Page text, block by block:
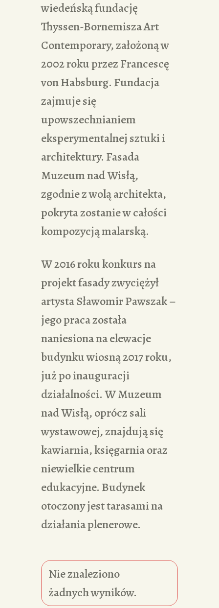
wiedeńską fundację
Thyssen-Bornemisza Art
Contemporary, założoną w
2002 roku przez Francescę
von Habsburg. Fundacja
zajmuje się
upowszechnianiem
eksperymentalnej sztuki i
architektury. Fasada
Muzeum nad Wisłą,
zgodnie z wolą architekta,
pokryta zostanie w całości
kompozycją malarską.
W 2016 roku konkurs na
projekt fasady zwyciężył
artysta Sławomir Pawszak –
jego praca została
naniesiona na elewacje
budynku wiosną 2017 roku,
już po inauguracji
działalności. W Muzeum
nad Wisłą, oprócz sali
wystawowej, znajdują się
kawiarnia, księgarnia oraz
niewielkie centrum
edukacyjne. Budynek
otoczony jest tarasami na
działania plenerowe.
Nie znaleziono
żadnych wyników.